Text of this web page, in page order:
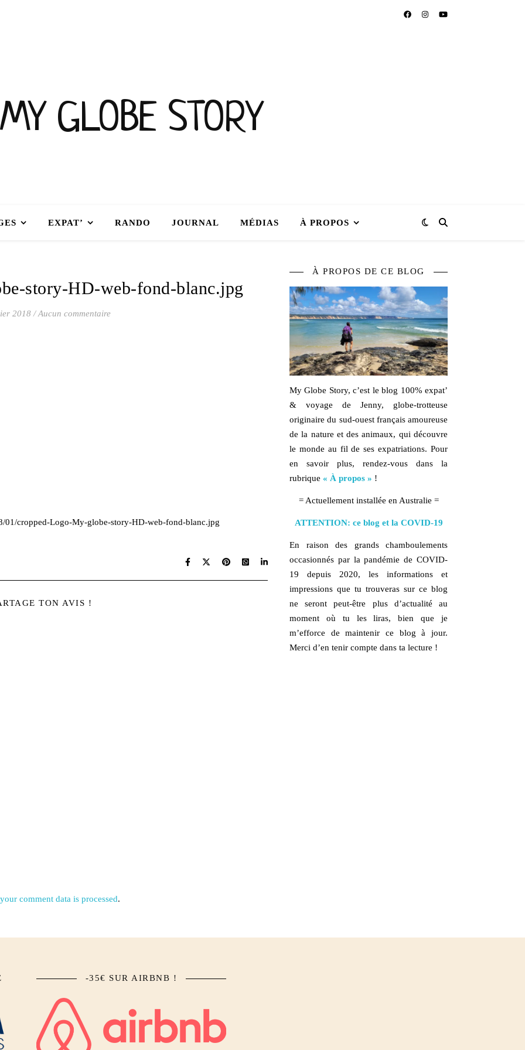
MY GLOBE STORY
EXPAT’ RANDO JOURNAL MÉDIAS À PROPOS
story-HD-web-fond-blanc.jpg
2018 / Aucun commentaire
01/cropped-Logo-My-globe-story-HD-web-fond-blanc.jpg
TON AVIS !
comment data is processed.
À PROPOS DE CE BLOG
My Globe Story, c’est le blog 100% expat’
& voyage de Jenny, globe-trotteuse
originaire du sud-ouest français amoureuse
de la nature et desanimaux, qui découvre
le monde au fil de ses expatriations. Pour
en savoir plus, rendez-vous dans la
rubrique « À propos » !
= Actuellement installée en Australie =
ATTENTION: ce blog et la COVID-19
En raison des grands chamboulements
occasionnés par la pandémie de COVID-
19 depuis 2020, les informations et
impressions que tu trouveras sur ce blog
ne seront peut-être plus d’actualité au
moment où tu les liras, bien que je
m’efforce de maintenir ce blog à jour.
Merci d’en tenir compte dans ta lecture !
-35€ SUR AIRBNB !